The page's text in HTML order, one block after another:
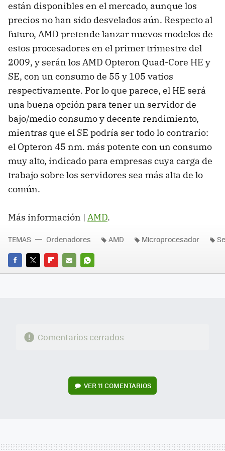
están disponibles en el mercado, aunque los
precios no han sido desvelados aún. Respecto al
futuro, AMD pretende lanzar nuevos modelos de
estos procesadores en el primer trimestre del
2009, y serán los AMD Opteron Quad-Core HE y
SE, con un consumo de 55 y 105 vatios
respectivamente. Por lo que parece, el HE será
una buena opción para tener un servidor de
bajo/medio consumo y decente rendimiento,
mientras que el SE podría ser todo lo contrario:
el Opteron 45 nm. más potente con un consumo
muy alto, indicado para empresas cuya carga de
trabajo sobre los servidores sea más alta de lo
común.
Más información | AMD.
FACEBOOK
TWITTERFLIPBOARD
E-
WHATSAPP
TEMAS Ordenadores AMD Microprocesador
Comentarios cerrados
VER11 COMENTARIOS